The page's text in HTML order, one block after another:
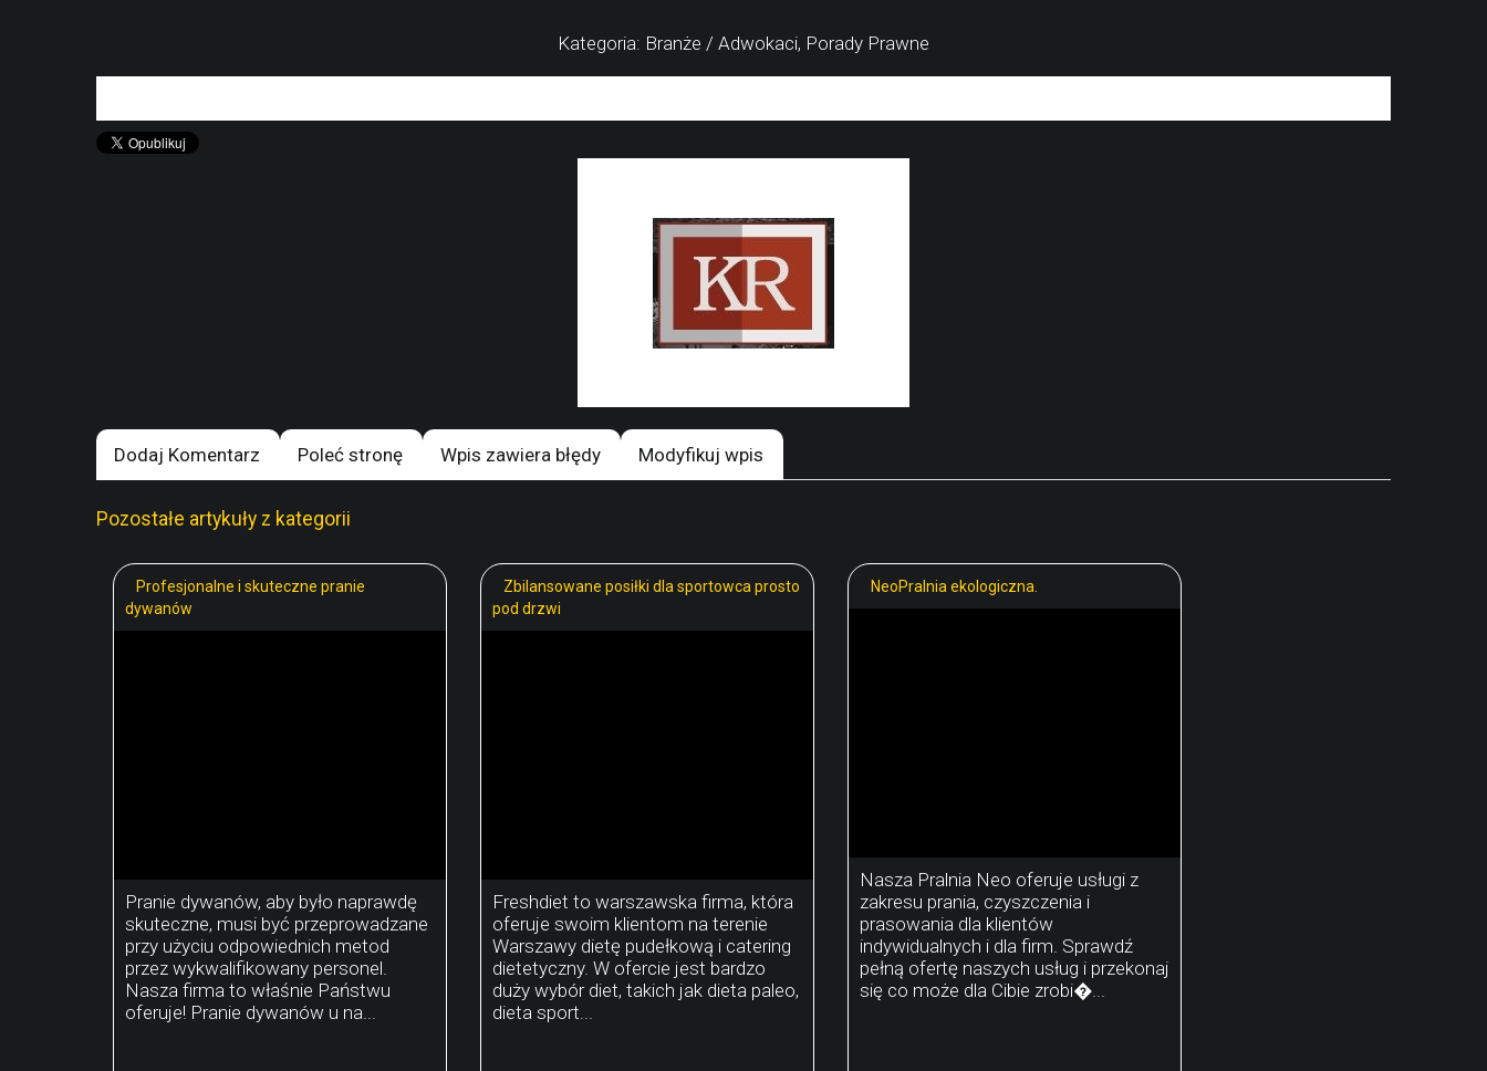
Kategoria: Branże / Adwokaci, Porady Prawne
Dodaj Komentarz Poleć stronę Wpis zawiera błędy Modyfikuj wpis
Pozostałe artykuły z kategorii
Profesjonalne i skuteczne pranie
dywanów
Pranie dywanów, aby było naprawdę
skuteczne, musi być przeprowadzane
przy użyciu odpowiednich metod
przez wykwalifikowany personel.
Nasza firma to właśnie Państwu
oferuje! Pranie dywanów u na...
Zbilansowane posiłki dla sportowca prosto
pod drzwi
Freshdiet to warszawska firma, która
oferuje swoim klientom na terenie
Warszawy dietę pudełkową i catering
dietetyczny. W ofercie jest bardzo
duży wybór diet, takich jak dieta paleo,
dieta sport...
NeoPralnia ekologiczna.
Nasza Pralnia Neo oferuje usługi z
zakresu prania, czyszczenia i
prasowania dla klientów
indywidualnych i dla firm. Sprawdź
pełną ofertę naszych usług i przekonaj
się co może dla Cibie zrobi�...